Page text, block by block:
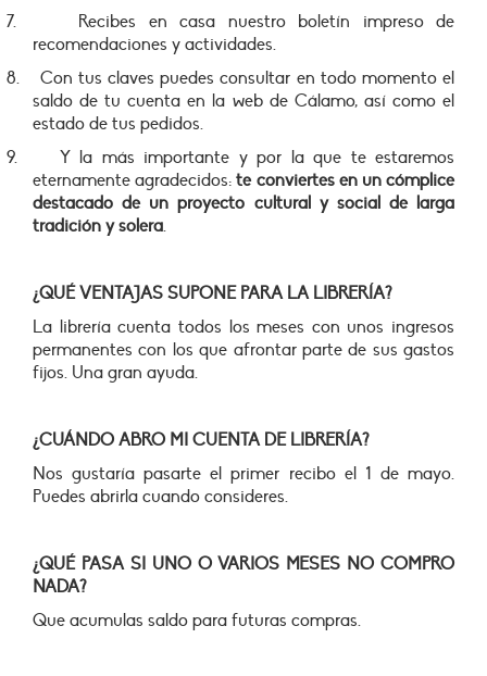
7.
Recibes en casa nuestro boletín impreso de
recomendaciones y actividades.
8.
Con tus claves puedes consultar en todo momento el
saldo de tu cuenta en la web de Cálamo, así como el
estado de tus pedidos.
9.
Y la más importante y por la que te estaremos
eternamente agradecidos:te conviertes en un cómplice
destacado de un proyecto cultural y social de larga
tradición y solera.
¿QUÉ VENTAJAS SUPONE PARA LA LIBRERÍA?
La librería cuenta todos los meses con unos ingresos
permanentes con los que afrontar parte de sus gastos
fijos. Una gran ayuda.
¿CUÁNDO ABRO MI CUENTA DE LIBRERÍA?
Nos gustaría pasarte el primer recibo el 1 de mayo.
Puedes abrirla cuando consideres.
¿QUÉ PASA SI UNO O VARIOS MESES NO COMPRO
NADA?
Que acumulas saldo para futuras compras.